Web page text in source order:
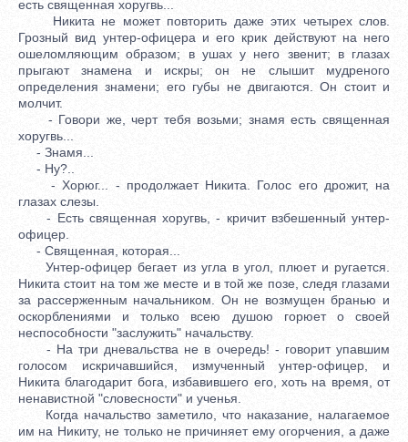
есть священная хоругвь...
Никита не может повторить даже этих четырех слов.
Грозный вид унтер-офицера и его крик действуют на него
ошеломляющим образом; в ушах у него звенит; в глазах
прыгают знамена и искры; он не слышит мудреного
определения знамени; его губы не двигаются. Он стоит и
молчит.
- Говори же, черт тебя возьми; знамя есть священная
хоругвь...
- Знамя...
- Ну?..
- Хорюг... - продолжает Никита. Голос его дрожит, на
глазах слезы.
- Есть священная хоругвь, - кричит взбешенный унтер-
офицер.
- Священная, которая...
Унтер-офицер бегает из угла в угол, плюет и ругается.
Никита стоит на том же месте и в той же позе, следя глазами
за рассерженным начальником. Он не возмущен бранью и
оскорблениями и только всею душою горюет о своей
неспособности "заслужить" начальству.
- На три дневальства не в очередь! - говорит упавшим
голосом искричавшийся, измученный унтер-офицер, и
Никита благодарит бога, избавившего его, хоть на время, от
ненавистной "словесности" и ученья.
Когда начальство заметило, что наказание, налагаемое
им на Никиту, не только не причиняет ему огорчения, а даже